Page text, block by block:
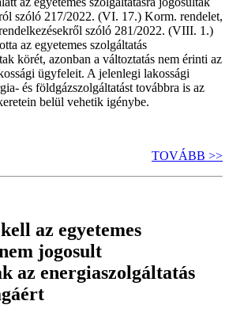
szóló 217/2022. (VI. 17.) Korm. rendelet,
szóló 281/2022. (VIII. 1.)
az egyetemes szolgáltatás
körét, azonban a változtatás nem érinti az
ügyfeleit. A jelenlegi lakossági
és földgázszolgáltatást továbbra is az
belül vehetik igénybe.
TOVÁBB >>
az egyetemes
jogosult
az energiaszolgáltatás